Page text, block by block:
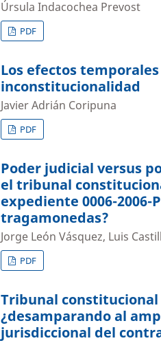
Úrsula Indacochea Prevost
PDF
Los efectos
inconstitucionalidad
Javier Adrián Coripuna
PDF
Poder judicial versus
el tribunal
expediente 0006-2006-
tragamonedas?
Jorge León Vásquez, Luis
PDF
Tribunal
¿desamparando al
jurisdiccional del